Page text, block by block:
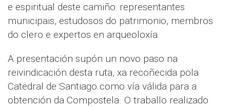
e espiritual deste camiño: representantes
municipais, estudosos do patrimonio, membros
do clero e expertos en arqueoloxía.
A presentación supón un novo paso na
reivindicación desta ruta, xa recoñecida pola
Catedral de Santiago como vía válida para a
obtención da Compostela. O traballo realizado